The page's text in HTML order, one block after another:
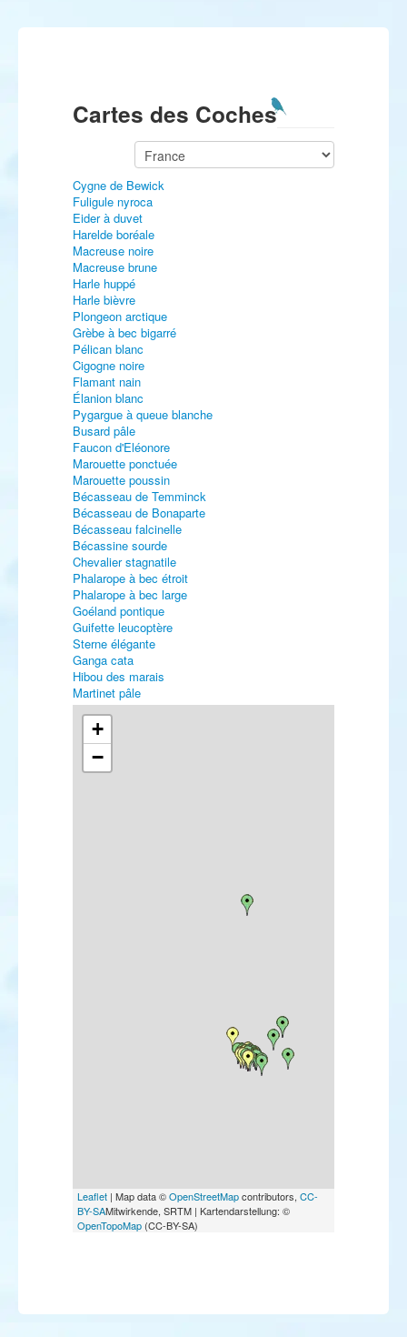
Cartes des Coches
Cygne de Bewick
Fuligule nyroca
Eider à duvet
Harelde boréale
Macreuse noire
Macreuse brune
Harle huppé
Harle bièvre
Plongeon arctique
Grèbe à bec bigarré
Pélican blanc
Cigogne noire
Flamant nain
Élanion blanc
Pygargue à queue blanche
Busard pâle
Faucon d'Eléonore
Marouette ponctuée
Marouette poussin
Bécasseau de Temminck
Bécasseau de Bonaparte
Bécasseau falcinelle
Bécassine sourde
Chevalier stagnatile
Phalarope à bec étroit
Phalarope à bec large
Goéland pontique
Guifette leucoptère
Sterne élégante
Ganga cata
Hibou des marais
Martinet pâle
Alouette calandre
Hirondelle rousseline
Pipit de Richard
Traquet oreillard
Traquet du désert
+
−
Leaflet | Map data ©OpenStreetMapcontributors, CC-
BY-SAMitwirkende, SRTM | Kartendarstellung: ©
OpenTopoMap (CC-BY-SA)